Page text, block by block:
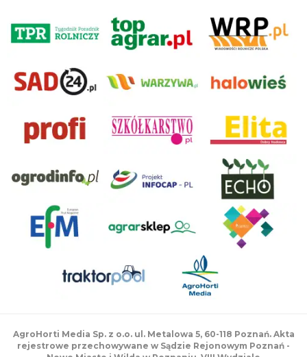
AgroHorti Media Sp. z o.o. ul. Metalowa 5, 60-118 Poznań. Akta
rejestrowe przechowywane w Sądzie Rejonowym Poznań -